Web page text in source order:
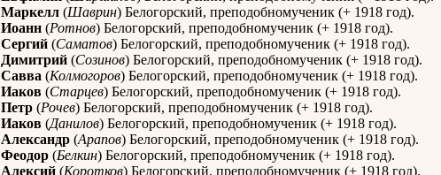
Маркелл (Шаврин) Белогорский, преподобномученик (+ 1918 год).
Иоанн (Ротнов) Белогорский, преподобномученик (+ 1918 год).
Сергий (Саматов) Белогорский, преподобномученик (+ 1918 год).
Димитрий (Созинов) Белогорский, преподобномученик (+ 1918 год).
Савва (Колмогоров) Белогорский, преподобномученик (+ 1918 год).
Иаков (Старцев) Белогорский, преподобномученик (+ 1918 год).
Петр (Рочев) Белогорский, преподобномученик (+ 1918 год).
Иаков (Данилов) Белогорский, преподобномученик (+ 1918 год).
Александр (Арапов) Белогорский, преподобномученик (+ 1918 год).
Феодор (Белкин) Белогорский, преподобномученик (+ 1918 год).
Алексий (Коротков) Белогорский, преподобномученик (+ 1918 год).